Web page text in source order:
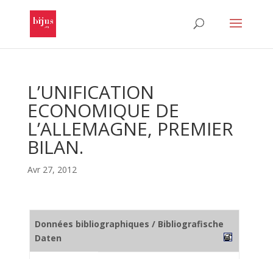
L’UNIFICATION
ECONOMIQUE DE
L’ALLEMAGNE, PREMIER
BILAN.
Avr 27, 2012
Données bibliographiques / Bibliografische
Daten